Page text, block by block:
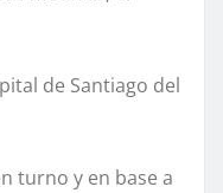
de Santiago del
turno y en base a